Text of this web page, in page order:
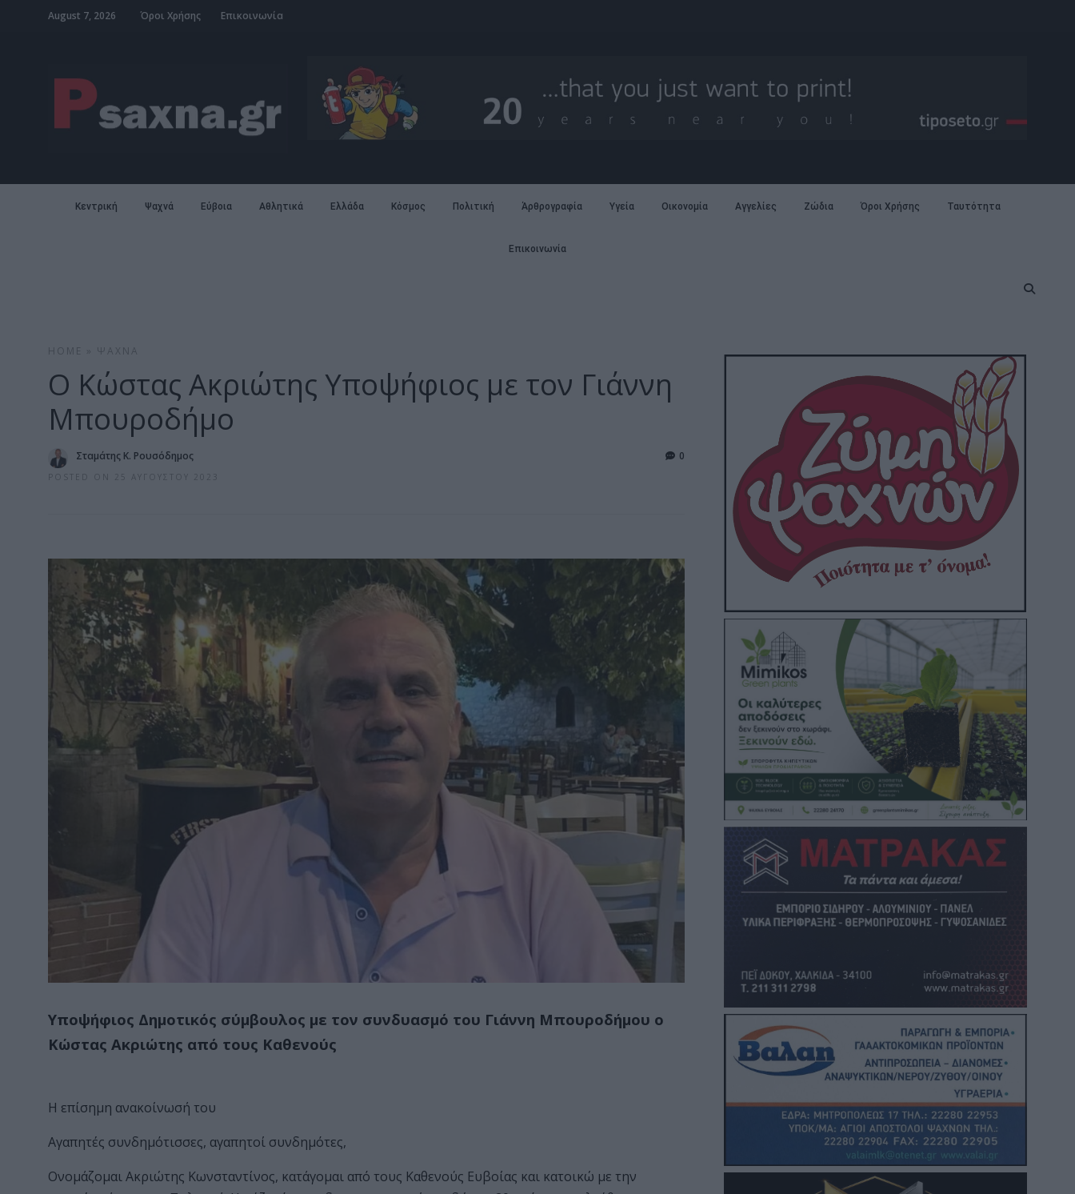
August 7, 2026 Όροι Χρήσης Επικοινωνία
Κεντρική Ψαχνά Εύβοια Αθλητικά Ελλάδα Κόσμος Πολιτική Άρθρογραφία Υγεία Οικονομία Αγγελίες Ζώδια Όροι Χρήσης Ταυτότητα
Επικοινωνία
HOME ΨΑΧΝΆ
Ο Κώστας Ακριώτης Υποψήφιος με τον Γιάννη
Μπουροδήμο
Σταμάτης Κ. Ρουσόδημος
POSTED ON 25 ΑΥΓΟΎΣΤΟΥ 2023
0
Υποψήφιος Δημοτικός σύμβουλος με τον συνδυασμό του Γιάννη Μπουροδήμου ο
Κώστας Ακριώτης από τους Καθενούς
Η επίσημη ανακοίνωσή του
Αγαπητές συνδημότισσες, αγαπητοί συνδημότες,
Ονομάζομαι Ακριώτης Κωνσταντίνος, κατάγομαι από τους Καθενούς Ευβοίας και κατοικώ με την